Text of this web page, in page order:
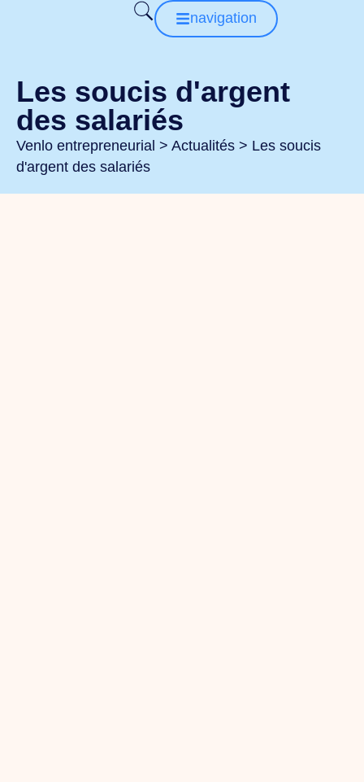
navigation
Les soucis d'argent
des salariés
Venlo entrepreneurial > Actualités > Les soucis
d'argent des salariés